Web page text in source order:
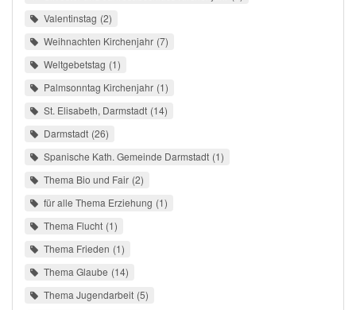
Valentinstag 2
Weihnachten Kirchenjahr 7
Weltgebetstag 1
Palmsonntag Kirchenjahr 1
St. Elisabeth, Darmstadt 14
Darmstadt 26
Spanische Kath. Gemeinde Darmstadt 1
Thema Bio und Fair 2
für alle Thema Erziehung 1
Thema Flucht 1
Thema Frieden 1
Thema Glaube 14
Thema Jugendarbeit 5